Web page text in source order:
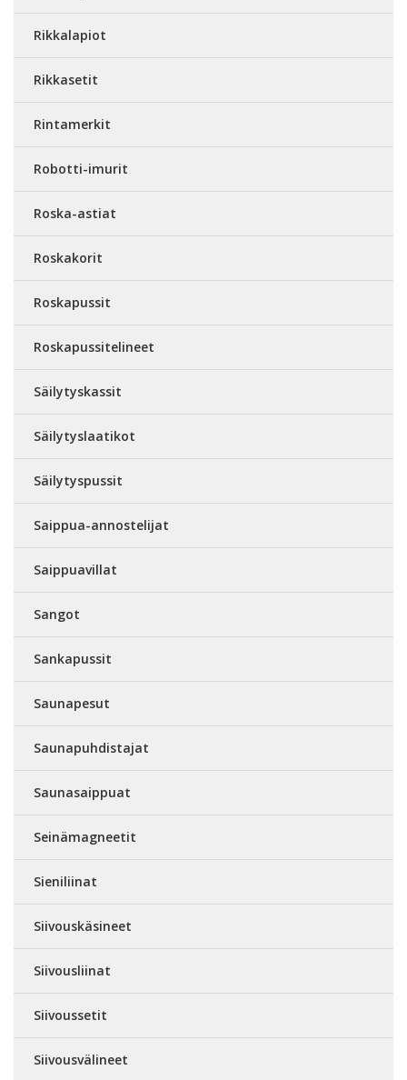
Rikkalapiot
Rikkasetit
Rintamerkit
Robotti-imurit
Roska-astiat
Roskakorit
Roskapussit
Roskapussitelineet
Säilytyskassit
Säilytyslaatikot
Säilytyspussit
Saippua-annostelijat
Saippuavillat
Sangot
Sankapussit
Saunapesut
Saunapuhdistajat
Saunasaippuat
Seinämagneetit
Sieniliinat
Siivouskäsineet
Siivousliinat
Siivoussetit
Siivousvälineet